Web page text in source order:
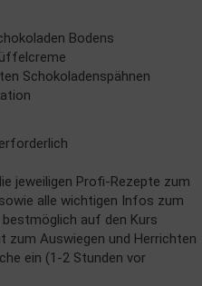
Bodens
Schokoladenspähnen
jeweiligen Profi-Rezepte zum
alle wichtigen Infos zum
auf den Kurs
zum Auswiegen und Herrichten
ein (1-2 Stunden vor